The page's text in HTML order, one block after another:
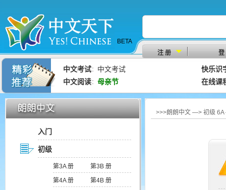
BETA
注 册
登
中文考试： 中文考试
快乐识
中文阅读： 母亲节 在线课
入门
初级
第3A 册
第3B 册
第4A 册
第4B 册
>>>朗朗中文 —> 初级